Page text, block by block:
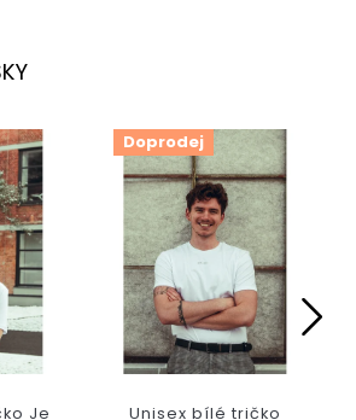
Je
Doprodej
Unisex bílé tričko